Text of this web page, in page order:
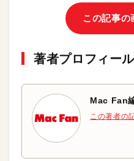
この記事の
著者プロフィール
Mac Fan
この著者の